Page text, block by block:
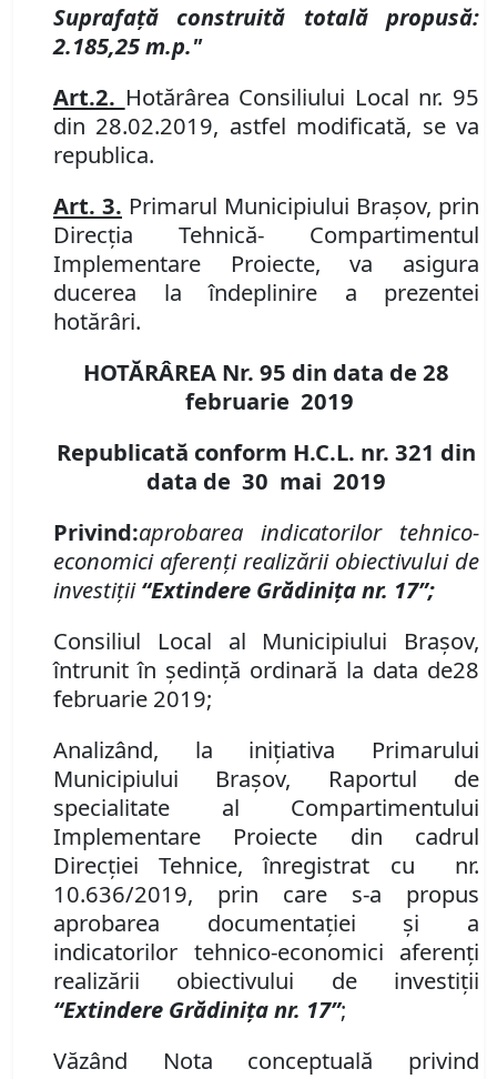
Suprafaţă construită totală propusă:
2.185,25 m.p."
Art.2. Hotărârea Consiliului Local nr. 95
din 28.02.2019, astfel modificată, se va
republica.
Art. 3. Primarul Municipiului Braşov, prin
Direcţia Tehnică- Compartimentul
Implementare Proiecte, va asigura
ducerea la îndeplinire a prezentei
hotărâri.
HOTĂRÂREA Nr. 95 din data de 28
februarie 2019
Republicată conform H.C.L. nr. 321 din
data de 30 mai 2019
Privind:aprobarea indicatorilor tehnico-
economici aferenţi realizării obiectivului de
investiţii“Extindere Grădiniţa nr. 17”;
Consiliul Local al Municipiului Braşov,
întrunit în şedinţă ordinară la data de28
februarie 2019;
Analizând, la iniţiativa Primarului
Municipiului Braşov, Raportul de
specialitate al Compartimentului
Implementare Proiecte din cadrul
Direcţiei Tehnice, înregistrat cu nr.
10.636/2019, prin care s-a propus
aprobarea documentaţiei şi a
indicatorilor tehnico-economici aferenţi
realizării obiectivului de investiţii
“Extindere Grădiniţa nr. 17”;
Văzând Nota conceptuală privind